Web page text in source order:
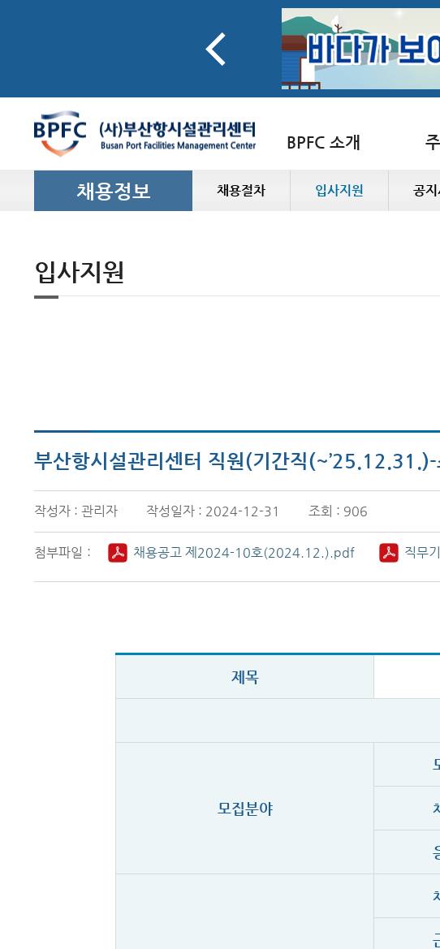
BPFC 소개
채용정보 채용절차 입사지원 공
입사지원
부산항시설관리센터 직원(기간직
작성자 : 관리자 작성일자 : 2024-12-31 조회 : 906
첨부파일 채용공고 제2024-10호(2024.12.).pdf 직무
제목
모집분야